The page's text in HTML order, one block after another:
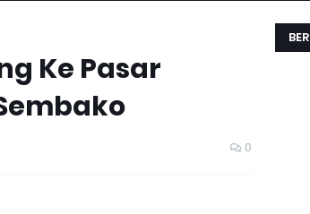
Ke Pasar
0